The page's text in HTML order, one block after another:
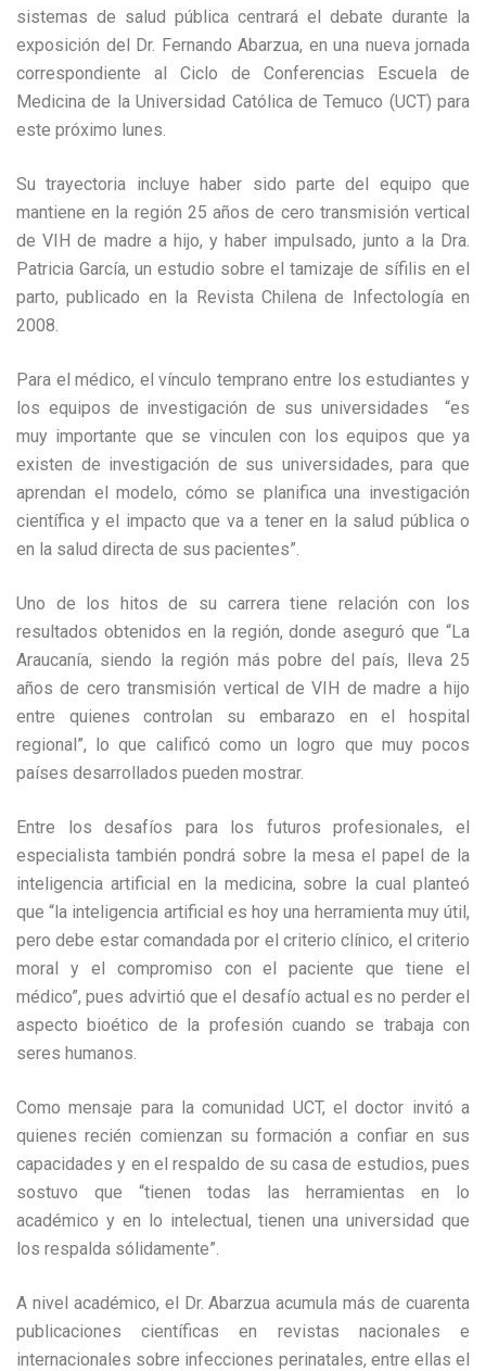
sistemas de salud pública centrará el debate durante la
exposición del Dr. Fernando Abarzua, en una nueva jornada
correspondiente al Ciclo de Conferencias Escuela de
Medicina de la Universidad Católica de Temuco (UCT) para
este próximo lunes.
Su trayectoria incluye haber sido parte del equipo que
mantiene en la región 25 años de cero transmisión vertical
de VIH de madre a hijo, y haber impulsado, junto a la Dra.
Patricia García, un estudio sobre el tamizaje de sífilis en el
parto, publicado en la Revista Chilena de Infectología en
2008.
Para el médico, el vínculo temprano entre los estudiantes y
los equipos de investigación de sus universidades “es
muy importante que se vinculen con los equipos que ya
existen de investigación de sus universidades, para que
aprendan el modelo, cómo se planifica una investigación
científica y el impacto que va a tener en la salud pública o
en la salud directa de sus pacientes”.
Uno de los hitos de su carrera tiene relación con los
resultados obtenidos en la región, donde aseguró que “La
Araucanía, siendo la región más pobre del país, lleva 25
años de cero transmisión vertical de VIH de madre a hijo
entre quienes controlan su embarazo en el hospital
regional”, lo que calificó como un logro que muy pocos
países desarrollados pueden mostrar.
Entre los desafíos para los futuros profesionales, el
especialista también pondrá sobre la mesa el papel de la
inteligencia artificial en la medicina, sobre la cual planteó
que “la inteligencia artificial es hoy una herramienta muy útil,
pero debe estar comandada por el criterio clínico, el criterio
moral y el compromiso con el paciente que tiene el
médico”, pues advirtió que el desafío actual es no perder el
aspecto bioético de la profesión cuando se trabaja con
seres humanos.
Como mensaje para la comunidad UCT, el doctor invitó a
quienes recién comienzan su formación a confiar en sus
capacidades y en el respaldo de su casa de estudios, pues
sostuvo que “tienen todas las herramientas en lo
académico y en lo intelectual, tienen una universidad que
los respalda sólidamente”.
A nivel académico, el Dr. Abarzua acumula más de cuarenta
publicaciones científicas en revistas nacionales e
internacionales sobre infecciones perinatales, entre ellas el